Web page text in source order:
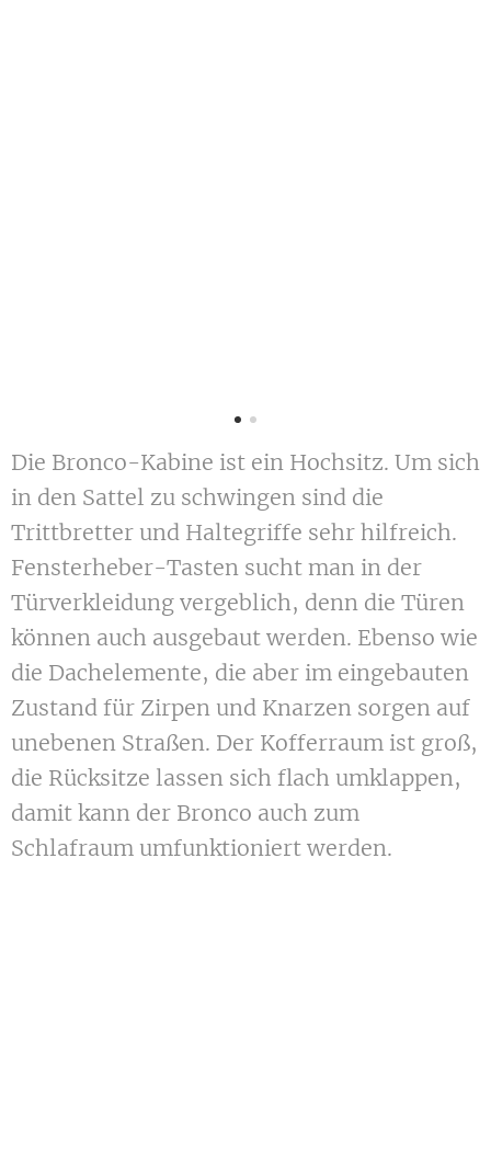
Die Bronco-Kabine ist ein Hochsitz. Um sich
in den Sattel zu schwingen sind die
Trittbretter und Haltegriffe sehr hilfreich.
Fensterheber-Tasten sucht man in der
Türverkleidung vergeblich, denn die Türen
können auch ausgebaut werden. Ebenso wie
die Dachelemente, die aber im eingebauten
Zustand für Zirpen und Knarzen sorgen auf
unebenen Straßen. Der Kofferraum ist groß,
die Rücksitze lassen sich flach umklappen,
damit kann der Bronco auch zum
Schlafraum umfunktioniert werden.